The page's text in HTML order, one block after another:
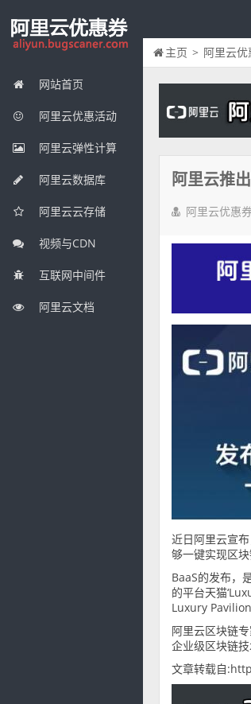
网站首页
阿里云优惠活动
阿里云弹性计算
阿里云数据库
阿里云云存储
视频与CDN
互联网中间件
阿里云文档
主页 > 阿里云
阿里云推
阿里云优惠
近日阿里云宣
够一键实现区
BaaS的发布，
的平台天猫
Luxury
阿里云区块链
企业级区块链
文章转载自